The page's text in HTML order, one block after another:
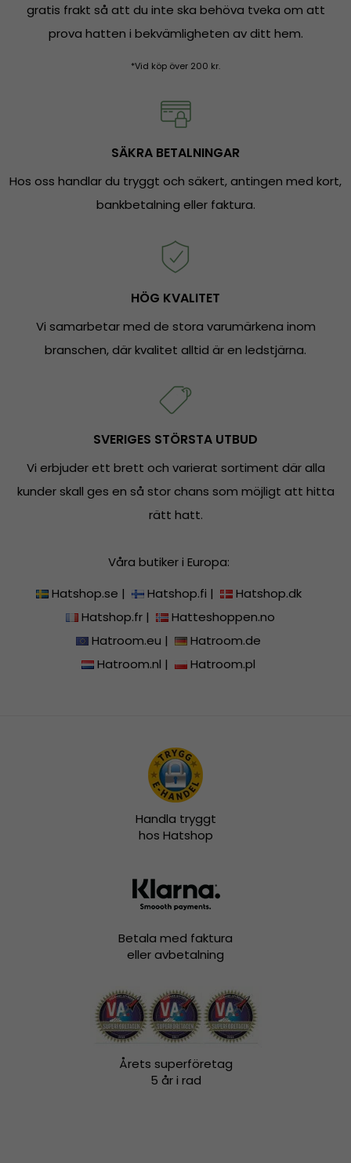
gratis frakt så att du inte ska behöva tveka om att
prova hatten i bekvämligheten av ditt hem.
*Vid köp över 200 kr.
SÄKRA BETALNINGAR
Hos oss handlar du tryggt och säkert, antingen med kort,
bankbetalning eller faktura.
HÖG KVALITET
Vi samarbetar med de stora varumärkena inom
branschen, där kvalitet alltid är en ledstjärna.
SVERIGES STÖRSTA UTBUD
Vi erbjuder ett brett och varierat sortiment där alla
kunder skall ges en så stor chans som möjligt att hitta
rätt hatt.
Våra butiker i Europa:
Hatshop.se | Hatshop.fi |
Hatshop.dk
Hatshop.fr|
Hatteshoppen.no
Hatroom.eu |
Hatroom.de
Hatroom.nl | Hatroom.pl
Handla tryggt
hos Hatshop
Betala med faktura
eller avbetalning
Årets superföretag
5 år i rad